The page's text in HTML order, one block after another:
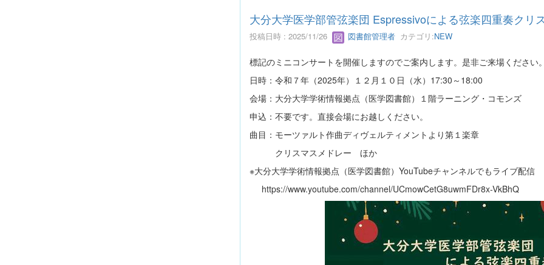
大分大学医学部管弦楽団 Espressivoによる弦楽四重奏クリ
投稿日時 : 2025/11/26 図書館管理者カテゴリ:NEW
標記のミニコンサートを開催しますのでご案内します。是非ご来場ください
日時：令和７年（2025年）１２月１０日（水）17:30～18:00
会場：大分大学学術情報拠点（医学図書館）１階ラーニング・コモンズ
申込：不要です。直接会場にお越しください。
曲目：モーツァルト作曲ディヴェルティメントより第１楽章
クリスマスメドレー ほか
※大分大学学術情報拠点（医学図書館）YouTubeチャンネルでもライブ配信
https://www.youtube.com/channel/UCmowCetG8uwmFDr8x-VkBhQ